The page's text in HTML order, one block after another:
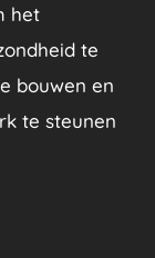
het
te
bouwen en
te steunen